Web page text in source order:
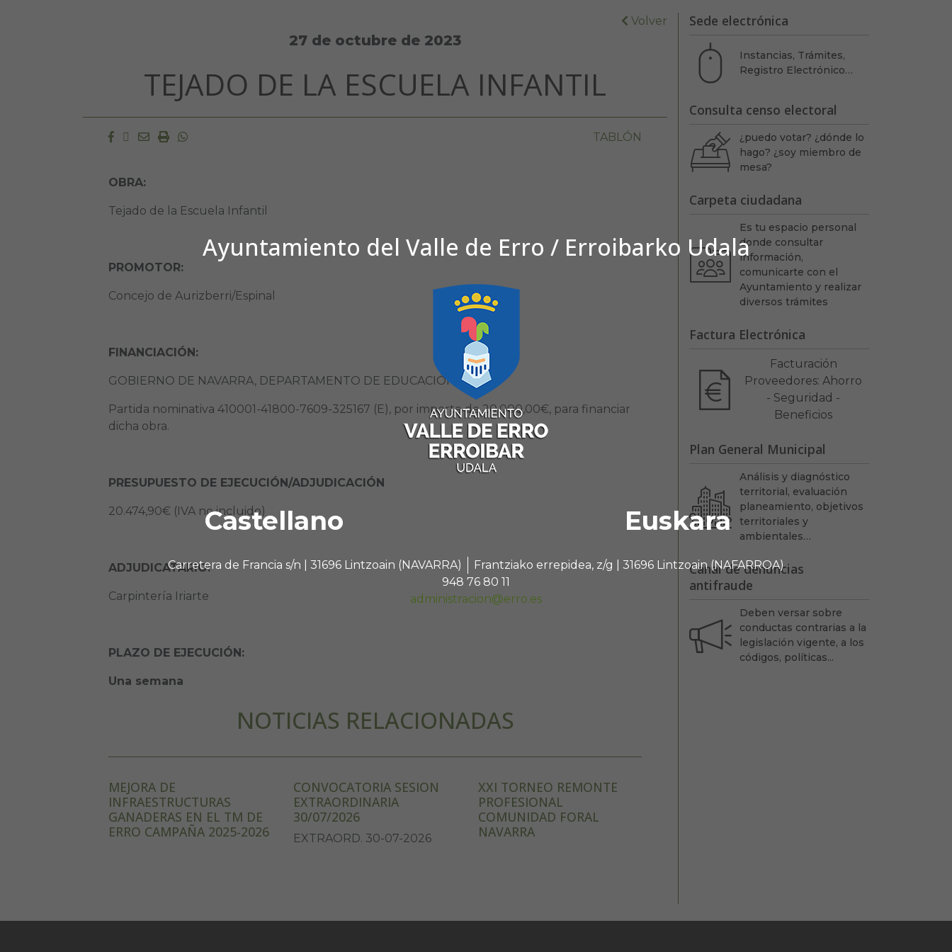
Ayuntamiento del Valle de Erro / Erroibarko Udala
Castellano Euskara
Carretera de Francia s/n | 31696 Lintzoain (NAVARRA)
Frantziako errepidea, z/g | 31696 Lintzoain (NAFARROA)
948 76 80 11
administracion@erro.es
Volver
27 de octubre de 2023
TEJADO DE LA ESCUELA INFANTIL
Facebook
Twitter
EmailImprimir
Whatsapp TABLÓN
OBRA:
Tejado de la Escuela Infantil
PROMOTOR:
Concejo de Aurizberri/Espinal
FINANCIACIÓN:
GOBIERNO DE NAVARRA, DEPARTAMENTO DE EDUCACIÓN
Partida nominativa 410001-41800-7609-325167 (E), por importe de 20.000,00€, para financiar
dicha obra.
PRESUPUESTO DE EJECUCIÓN/ADJUDICACIÓN
20.474,90€ (IVA no incluido)
ADJUDICATARIO:
Carpintería Iriarte
PLAZO DE EJECUCIÓN:
Una semana
NOTICIAS RELACIONADAS
MEJORA DE
INFRAESTRUCTURAS
GANADERAS EN EL TM DE
ERRO CAMPAÑA 2025-2026
CONVOCATORIA SESION
EXTRAORDINARIA
30/07/2026
EXTRAORD. 30-07-2026
XXI TORNEO REMONTE
PROFESIONAL
COMUNIDAD FORAL
NAVARRA
Sede electrónica
Instancias, Trámites,
Registro Electrónico…
Consulta censo electoral
¿puedo votar? ¿dónde lo
hago? ¿soy miembro de
mesa?
Carpeta ciudadana
Es tu espacio personal
donde consultar
información,
comunicarte con el
Ayuntamiento y realizar
diversos trámites
Factura Electrónica
Facturación
Proveedores: Ahorro
- Seguridad -
Beneficios
Plan General Municipal
Análisis y diagnóstico
territorial, evaluación
planeamiento, objetivos
territoriales y
ambientales…
Canal de denuncias
antifraude
Deben versar sobre
conductas contrarias a la
legislación vigente, a los
códigos, políticas...